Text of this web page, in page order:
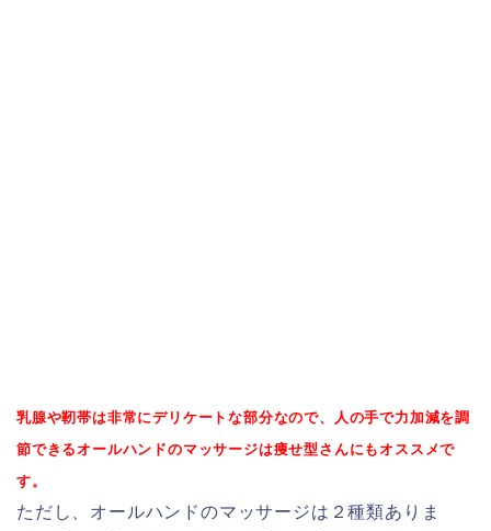
乳腺や靭帯は非常にデリケートな部分なので、人の手で力加減を調
節できるオールハンドのマッサージは痩せ型さんにもオススメで
す。
ただし、オールハンドのマッサージは２種類ありま